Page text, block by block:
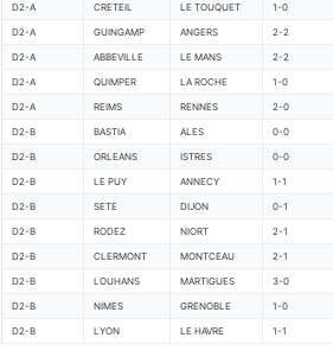
D2-A CRETEIL LE TOUQUET 1-0
D2-A GUINGAMP ANGERS 2-2
D2-A ABBEVILLE LE MANS 2-2
D2-A QUIMPER LA ROCHE 1-0
D2-A REIMS RENNES 2-0
D2-B BASTIA ALES 0-0
D2-B ORLEANS ISTRES 0-0
D2-B LE PUY ANNECY 1-1
D2-B SETE DIJON 0-1
D2-B RODEZ NIORT 2-1
D2-B CLERMONT MONTCEAU 2-1
D2-B LOUHANS MARTIGUES 3-0
D2-B NIMES GRENOBLE 1-0
D2-B LYON LE HAVRE 1-1